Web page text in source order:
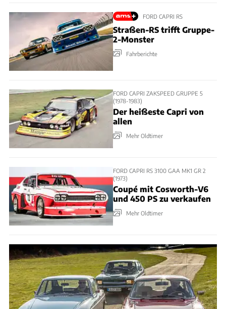
FORD CAPRI RS
Straßen-RS trifft Gruppe-
2-Monster
Fahrberichte
FORD CAPRI ZAKSPEED GRUPPE 5
(1978-1983)
Der heißeste Capri von
allen
Mehr Oldtimer
FORD CAPRI RS 3100 GAA MK1 GR 2
(1973)
Coupé mit Cosworth-V6
und 450 PS zu verkaufen
Mehr Oldtimer